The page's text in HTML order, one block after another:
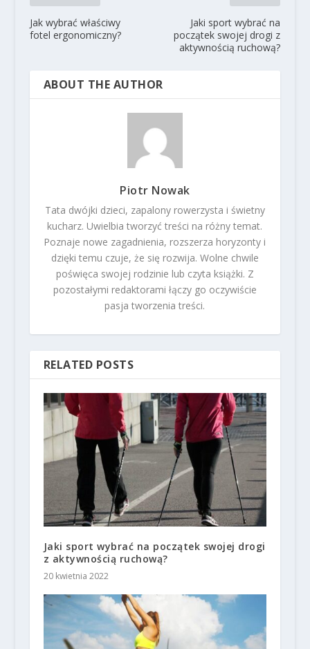
Jak wybrać właściwy
fotel ergonomiczny?
Jaki sport wybrać na
początek swojej drogi z
aktywnością ruchową?
ABOUT THE AUTHOR
Piotr Nowak
Tata dwójki dzieci, zapalony rowerzysta i świetny
kucharz. Uwielbia tworzyć treści na różny temat.
Poznaje nowe zagadnienia, rozszerza horyzonty i
dzięki temu czuje, że się rozwija. Wolne chwile
poświęca swojej rodzinie lub czyta książki. Z
pozostałymi redaktorami łączy go oczywiście
pasja tworzenia treści.
RELATED POSTS
Jaki sport wybrać na początek swojej drogi
z aktywnością ruchową?
20 kwietnia 2022